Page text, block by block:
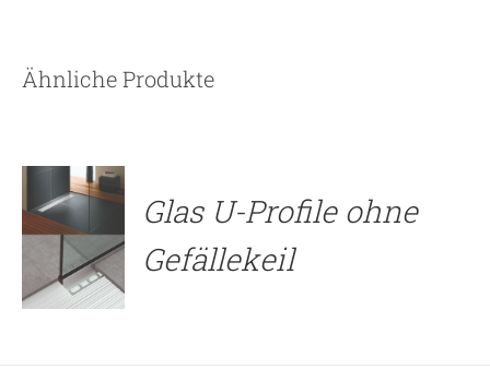
Ähnliche Produkte
Glas U-Profile ohne
Gefällekeil